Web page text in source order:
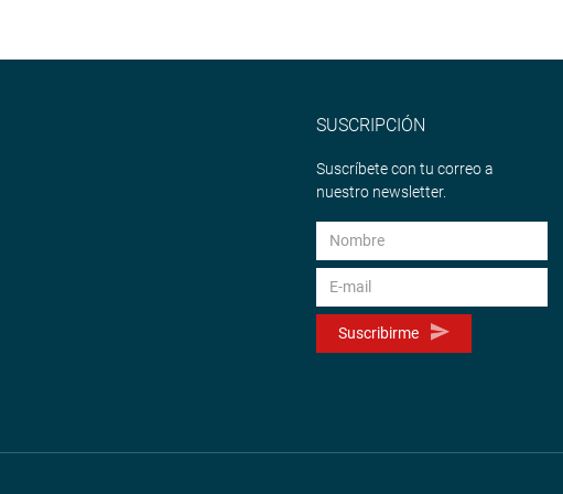
SUSCRIPCIÓN
Suscríbete con tu correo a
nuestro newsletter.
Suscribirme